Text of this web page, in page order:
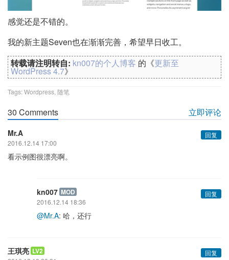
感觉还是不错的。
我的新主题Seven也在渐渐完善，希望早日收工。
转载请注明转自: kn007的个人博客 的《更新至
WordPress 4.7》
Tags:Wordpress 随笔
30 Comments 立即评论
Mr.A
回复
2016.12.14 17:00
看示例图很漂亮啊。
kn007 MOD
回复
2016.12.14 18:36
@Mr.A: 哈，还行
王琪亮 LV2
回复